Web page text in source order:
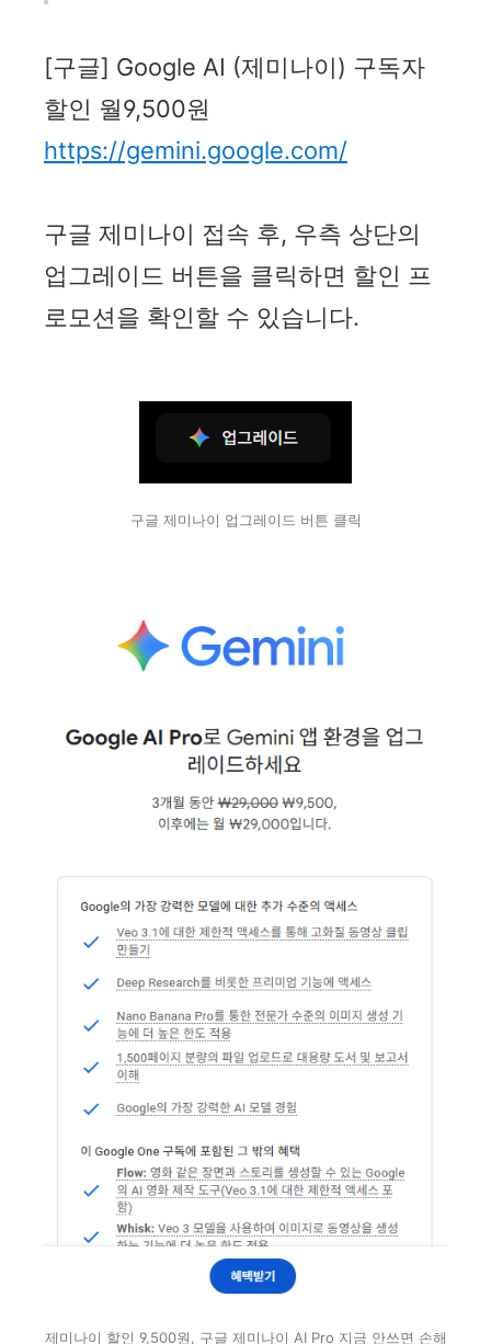
[구글] Google AI (제미나이) 구독자
할인 월9,500원
https://gemini.google.com/
구글 제미나이 접속 후, 우측 상단의
업그레이드 버튼을 클릭하면 할인 프
로모션을 확인할 수 있습니다.
구글 제미나이 업그레이드 버튼 클릭
제미나이 할인 9,500원, 구글 제미나이 AI Pro 지금 안쓰면 손해